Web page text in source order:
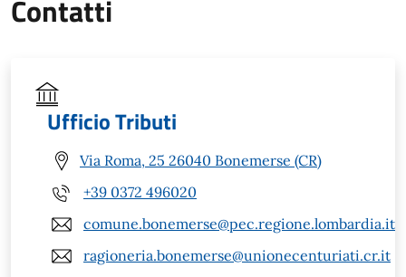
Contatti
Ufficio Tributi
Via Roma, 25 26040 Bonemerse (CR)
+39 0372 496020
comune.bonemerse@pec.regione.lombardia.it
ragioneria.bonemerse@unionecenturiati.cr.it